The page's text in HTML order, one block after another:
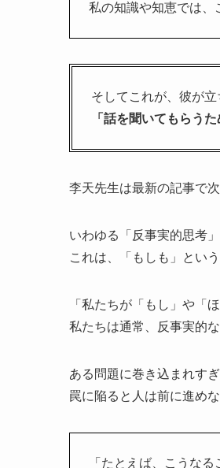
私の知識や知恵では、
そしてこれが、彼が立
「話を聞いてもらうた
李天先生は最新の記事で
いわゆる「反事実的思考」
これは、「もしも」とい
「私たちが「もし」や「
私たちは通常、反事実的
ある問題に巻き込まれす
罠に陥ると人は前に進め
「たとえば、こうなる